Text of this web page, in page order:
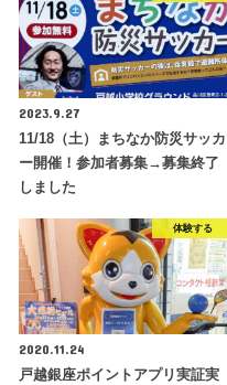
2023.9.27
11/18（土）まちなか防災サッカ
ー開催！参加者募集→募集終了
しました
体験する
2020.11.24
戸越銀座ポイントアプリ実証実